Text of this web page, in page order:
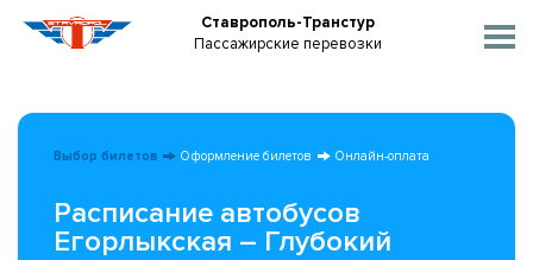
Ставрополь-Транстур
Пассажирские перевозки
Выбор билетов Оформление билетов Онлайн-оплата
Расписание автобусов
Егорлыкская – Глубокий